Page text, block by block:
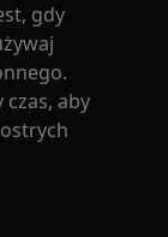
gdy
czas, aby